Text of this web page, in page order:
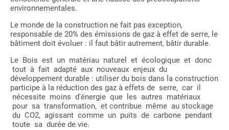
environnementales.
Le monde de la construction ne fait pas exception,
responsable de 20% des émissions de gaz à effet de serre, le
bâtiment doit évoluer : il faut bâtir autrement, bâtir durable.
Le Bois est un matériau naturel et écologique et donc
tout à fait adapté aux nouveaux enjeux du
développement durable : utiliser du bois dans la construction
participe à la réduction des gaz à effets de serre, car il
nécessite moins d'énergie que les autres matériaux
pour sa transformation, et contribue même au stockage
du CO2, agissant comme un puits de carbone pendant
toute sa durée de vie.